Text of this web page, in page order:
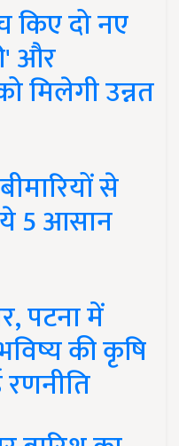
किए दो नए
और
मिलेगी उन्नत
से
5 आसान
पटना में
की कृषि